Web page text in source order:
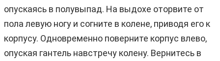
опускаясь в полувыпад. На выдохе оторвите от
пола левую ногу и согните в колене, приводя его к
корпусу. Одновременно поверните корпус влево,
опуская гантель навстречу колену. Вернитесь в